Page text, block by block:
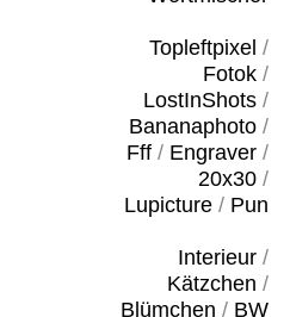
Topleftpixel /
Fotok/
LostInShots/
Bananaphoto/
Fff/ Engraver/
20x30/
Lupicture/ Pun
Interieur/
Kätzchen /
Blümchen / BW